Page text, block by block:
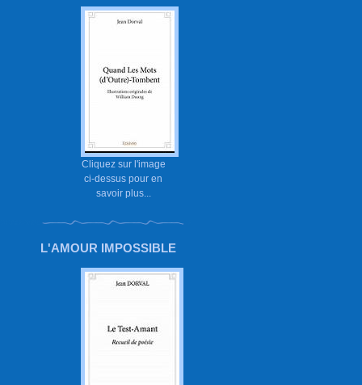
Cliquez sur l'image
ci-dessus pour en
savoir plus...
L'AMOUR IMPOSSIBLE